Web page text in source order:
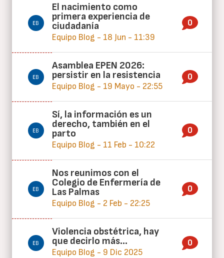
El nacimiento como
primera experiencia de
ciudadanía
Equipo Blog - 18 Jun - 11:39
0
Asamblea EPEN 2026:
persistir en la resistencia
Equipo Blog - 19 Mayo - 22:55
0
Sí, la información es un
derecho, también en el
parto
Equipo Blog - 11 Feb - 10:22
0
Nos reunimos con el
Colegio de Enfermería de
Las Palmas
Equipo Blog - 2 Feb - 22:25
0
Violencia obstétrica, hay
que decirlo más…
Equipo Blog - 9 Dic 2025
0